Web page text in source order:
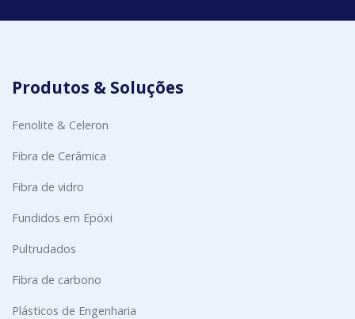
Produtos & Soluções
Fenolite & Celeron
Fibra de Cerâmica
Fibra de vidro
Fundidos em Epóxi
Pultrudados
Fibra de carbono
Plásticos de Engenharia